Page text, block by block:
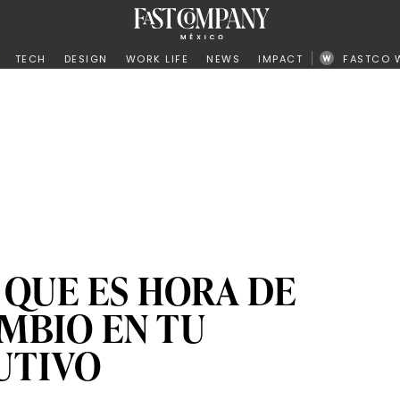
TECH DESIGN WORK LIFE NEWS IMPACT FASTCO
ES HORA DE
EN TU